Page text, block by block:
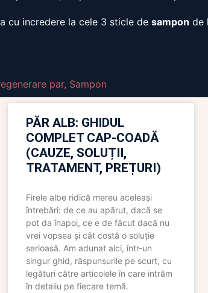
cu incredere la cele 3 sticle de sampon de
par, Sampon
PĂR ALB: GHIDUL
COMPLET CAP-COADĂ
(CAUZE, SOLUȚII,
TRATAMENT, PREȚURI)
Firele albe ridică mereu aceleași
întrebări: de ce au apărut, dacă se
pot da înapoi, ce e de făcut dacă nu
vrei vopsea și cât costă o soluție
serioasă. Am adunat aici, într-un
singur ghid, răspunsurile pe scurt, cu
legături către articolele în care intrăm
în detaliu pe fiecare temă.